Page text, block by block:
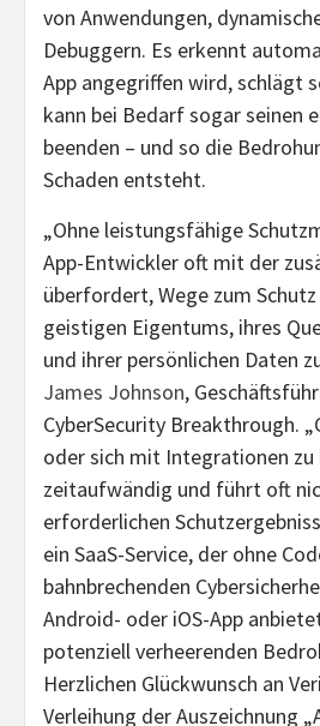
von Anwendungen,
Debuggern. Es erkennt
App angegriffen wird, schlägt
kann bei Bedarf sogar seinen
beenden – und so die
Schaden entsteht.
„Ohne leistungsfähige
App-Entwickler oft mit der
überfordert, Wege zum
geistigen Eigentums, ihres
und ihrer persönlichen Daten
James Johnson,
CyberSecurity Breakthrough.
oder sich mit Integrationen zu
zeitaufwändig und führt oft
erforderlichen
ein SaaS-Service, der ohne
bahnbrechenden
Android- oder iOS-App
potenziell verheerenden
Herzlichen Glückwunsch an
Verleihung der Auszeichnung